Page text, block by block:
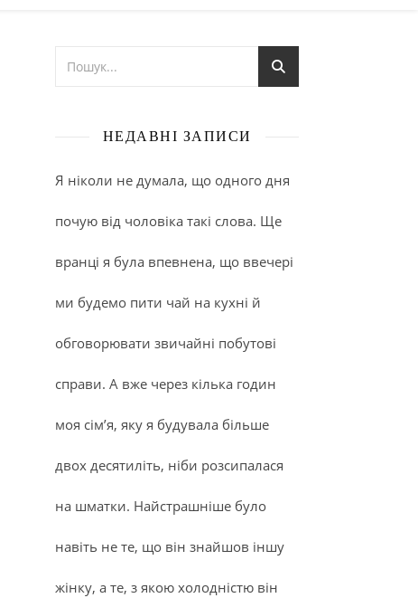
НЕДАВНІ ЗАПИСИ
Я ніколи не думала, що одного дня
почую від чоловіка такі слова. Ще
вранці я була впевнена, що ввечері
ми будемо пити чай на кухні й
обговорювати звичайні побутові
справи. А вже через кілька годин
моя сім’я, яку я будувала більше
двох десятиліть, ніби розсипалася
на шматки. Найстрашніше було
навіть не те, що він знайшов іншу
жінку, а те, з якою холодністю він